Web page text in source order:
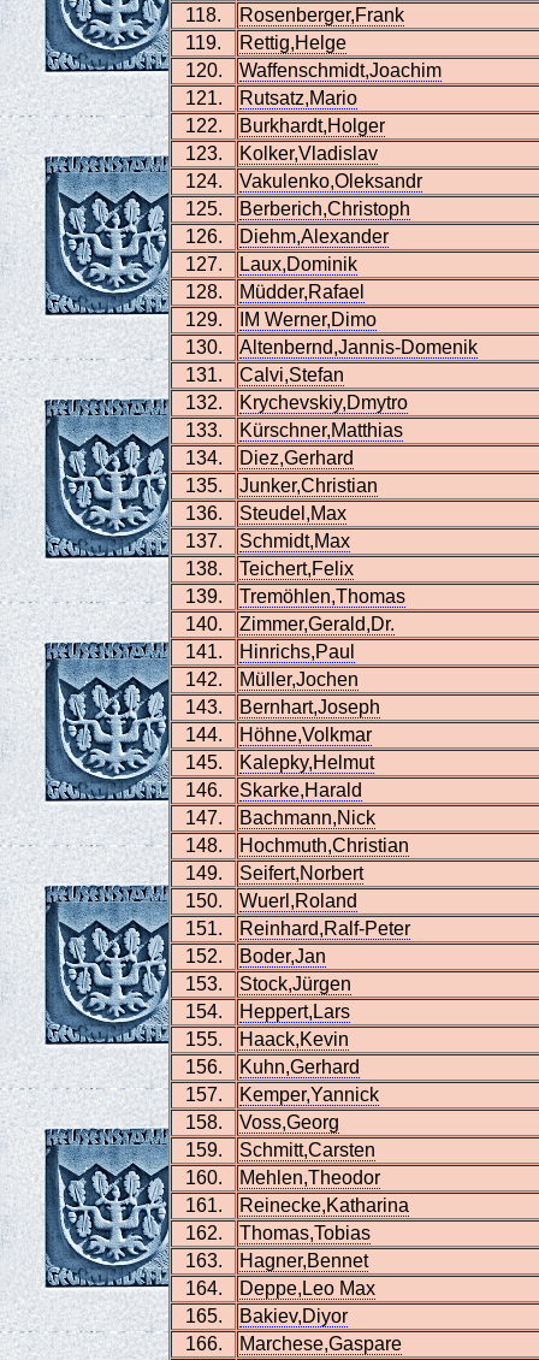
118.
Rosenberger,Frank
119.
Rettig,Helge
120.
Waffenschmidt,Joachim
121.
Rutsatz,Mario
122.
Burkhardt,Holger
123.
Kolker,Vladislav
124.
Vakulenko,Oleksandr
125.
Berberich,Christoph
126.
Diehm,Alexander
127.
Laux,Dominik
128.
Müdder,Rafael
129.
IM Werner,Dimo
130.
Altenbernd,Jannis-Domenik
131.
Calvi,Stefan
132.
Krychevskiy,Dmytro
133.
Kürschner,Matthias
134.
Diez,Gerhard
135.
Junker,Christian
136.
Steudel,Max
137.
Schmidt,Max
138.
Teichert,Felix
139.
Tremöhlen,Thomas
140.
Zimmer,Gerald,Dr.
141.
Hinrichs,Paul
142.
Müller,Jochen
143.
Bernhart,Joseph
144.
Höhne,Volkmar
145.
Kalepky,Helmut
146.
Skarke,Harald
147.
Bachmann,Nick
148.
Hochmuth,Christian
149.
Seifert,Norbert
150.
Wuerl,Roland
151.
Reinhard,Ralf-Peter
152.
Boder,Jan
153.
Stock,Jürgen
154.
Heppert,Lars
155.
Haack,Kevin
156.
Kuhn,Gerhard
157.
Kemper,Yannick
158.
Voss,Georg
159.
Schmitt,Carsten
160.
Mehlen,Theodor
161.
Reinecke,Katharina
162.
Thomas,Tobias
163.
Hagner,Bennet
164.
Deppe,Leo Max
165.
Bakiev,Diyor
166.
Marchese,Gaspare